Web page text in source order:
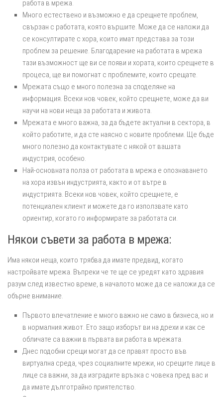
работа в мрежа.
Много естествено и възможно е да срещнете проблем,
свързан с работата, която вършите. Може да се наложи да
се консултирате с хора, които имат представа за този
проблем за решение. Благодарение на работата в мрежа
тази възможност ще ви се появи и хората, които срещнете в
процеса, ще ви помогнат с проблемите, които срещате.
Мрежата също е много полезна за споделяне на
информация. Всеки нов човек, който срещнете, може да ви
научи на нови неща за работата и живота.
Мрежата е много важна, за да бъдете актуални в сектора, в
който работите, и да сте наясно с новите проблеми. Ще бъде
много полезно да контактувате с някой от вашата
индустрия, особено.
Най-основната полза от работата в мрежа е опознаването
на хора извън индустрията, както и от вътре в
индустрията. Всеки нов човек, който срещнете, е
потенциален клиент и можете да го използвате като
ориентир, когато го информирате за работата си.
Някои съвети за работа в мрежа:
Има някои неща, които трябва да имате предвид, когато
настройвате мрежа. Въпреки че те ще се уредят като здравия
разум след известно време, в началото може да се наложи да се
обърне внимание.
Първото впечатление е много важно не само в бизнеса, но и
в нормалния живот. Ето защо изборът ви на дрехи и как се
обличате са важни в първата ви работа в мрежата.
Днес подобни срещи могат да се правят просто във
виртуална среда, чрез социалните мрежи, но срещите лице в
лице са важни, за да изградите връзка с човека пред вас и
да имате дълготрайно приятелство.